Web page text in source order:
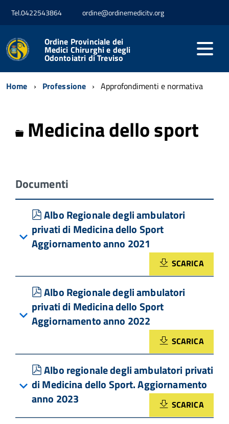
Tel.0422543864 ordine@ordinemedicitv.org
Ordine Provinciale dei
Medici Chirurghi e degli
Odontoiatri di Treviso
Home Professione Approfondimenti e normativa
Cartella
Medicina dello sport
Documenti
pdf
Albo Regionale degli ambulatori
privati di Medicina dello Sport
Aggiornamento anno 2021
SCARICA
pdf
Albo Regionale degli ambulatori
privati di Medicina dello Sport
Aggiornamento anno 2022
SCARICA
pdf
Albo regionale degli ambulatori privati
di Medicina dello Sport. Aggiornamento
anno 2023
SCARICA